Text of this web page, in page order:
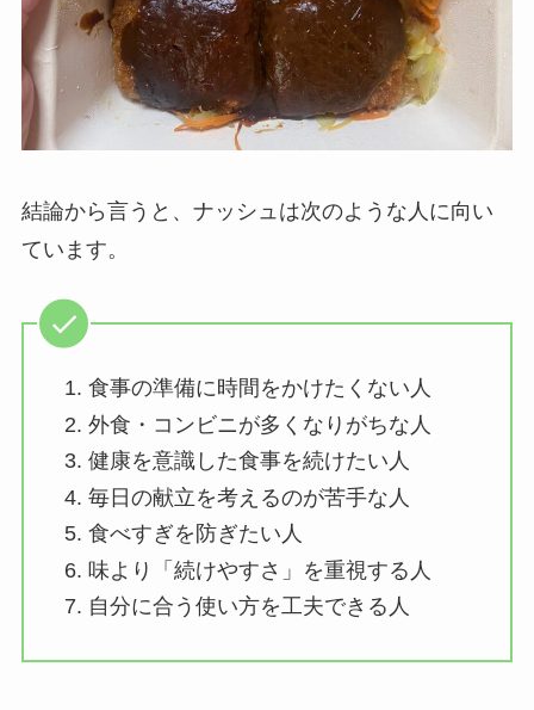
結論から言うと、ナッシュは次のような人に向い
ています。
食事の準備に時間をかけたくない人
外食・コンビニが多くなりがちな人
健康を意識した食事を続けたい人
毎日の献立を考えるのが苦手な人
食べすぎを防ぎたい人
味より「続けやすさ」を重視する人
自分に合う使い方を工夫できる人